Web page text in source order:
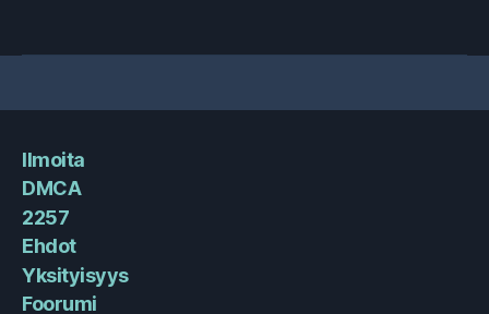
Ilmoita
DMCA
2257
Ehdot
Yksityisyys
Foorumi